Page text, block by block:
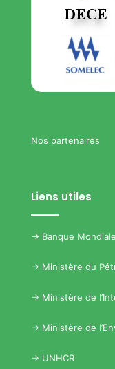
Nos partenaires
Liens utiles
-> Banque Mondiale
-> Ministère du
-> Ministère de
-> Ministère de
-> UNHCR